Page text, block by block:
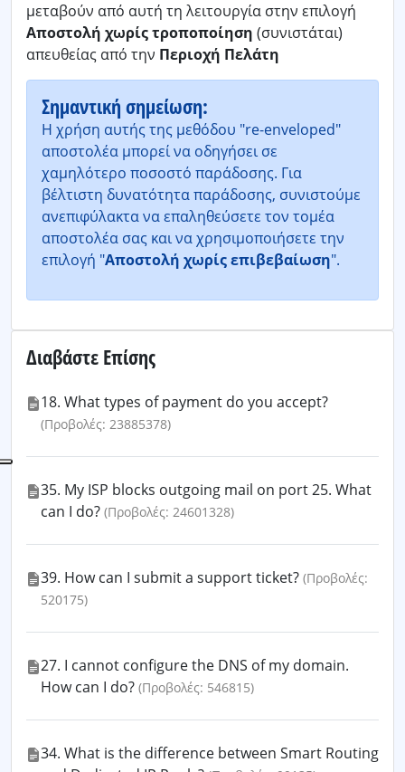
μεταβούν από αυτή τη λειτουργία στην επιλογή
Αποστολή χωρίς τροποποίηση (συνιστάται)
απευθείας από την Περιοχή Πελάτη
Σημαντική σημείωση:
Η χρήση αυτής της μεθόδου "re-enveloped"
αποστολέα μπορεί να οδηγήσει σε
χαμηλότερο ποσοστό παράδοσης. Για
βέλτιστη δυνατότητα παράδοσης, συνιστούμε
ανεπιφύλακτα να επαληθεύσετε τον τομέα
αποστολέα σας και να χρησιμοποιήσετε την
επιλογή "Αποστολή χωρίς επιβεβαίωση".
Διαβάστε Επίσης
18. What types of payment do you accept?
(Προβολές: 23885378)
35. My ISP blocks outgoing mail on port 25. What
can I do? (Προβολές: 24601328)
39. How can I submit a support ticket? (Προβολές:
520175)
27. I cannot configure the DNS of my domain.
How can I do? (Προβολές: 546815)
34. What is the difference between Smart Routing